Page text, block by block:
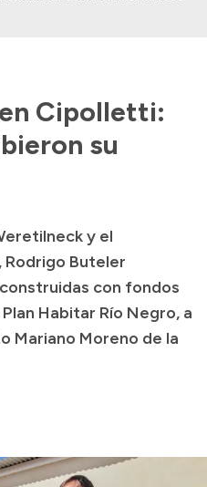
Cipolletti:
su
y el
Buteler
con fondos
Habitar Río Negro, a
Mariano Moreno de la